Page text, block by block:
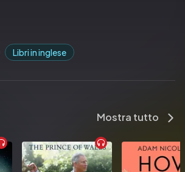
Libri in inglese
Mostra tutto